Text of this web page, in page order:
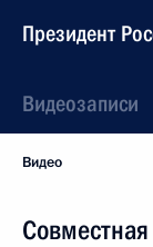
Президент
Видеозаписи
Видео